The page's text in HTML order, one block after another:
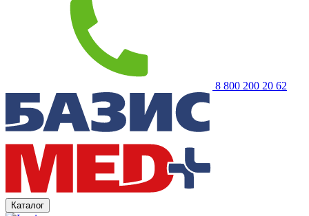
8 800 200 20 62
Каталог